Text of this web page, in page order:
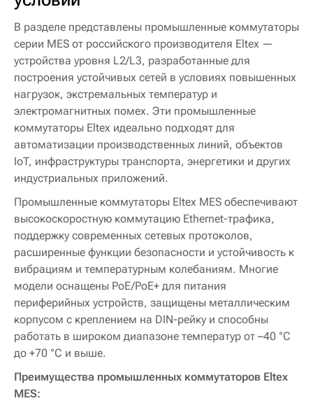
В разделе представлены промышленные коммутаторы
серии MES от российского производителя Eltex —
устройства уровня L2/L3, разработанные для
построения устойчивых сетей в условиях повышенных
нагрузок, экстремальных температур и
электромагнитных помех. Эти промышленные
коммутаторы Eltex идеально подходят для
автоматизации производственных линий, объектов
IoT, инфраструктуры транспорта, энергетики и других
индустриальных приложений.
Промышленные коммутаторы Eltex MES обеспечивают
высокоскоростную коммутацию Ethernet-трафика,
поддержку современных сетевых протоколов,
расширенные функции безопасности и устойчивость к
вибрациям и температурным колебаниям. Многие
модели оснащены PoE/PoE+ для питания
периферийных устройств, защищены металлическим
корпусом с креплением на DIN-рейку и способны
работать в широком диапазоне температур от –40 °C
до +70 °C и выше.
Преимущества промышленных коммутаторов Eltex
MES: